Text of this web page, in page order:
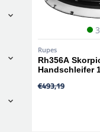
Rupes
Rh356A
Handschleifer
€493,19